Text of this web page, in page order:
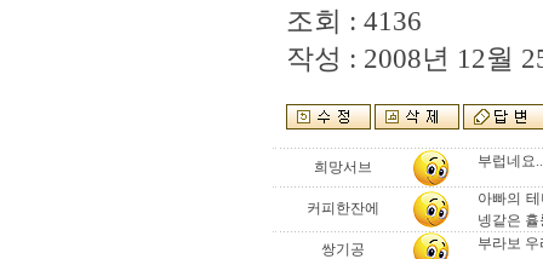
조회 : 4136
작성 : 2008년 12월
희망서브 부럽네요
커피한잔에
아빠의
넹같은
쌍기공
부라보